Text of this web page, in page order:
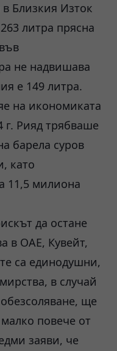
Близкия Изток
литра прясна
не надвишава
е 149 литра.
на икономиката
г. Рияд трябваше
барела суров
като
11,5 милиона
да остане
в ОАЕ, Кувейт,
са единодушни,
в случай
ще
повече от
заяви, че